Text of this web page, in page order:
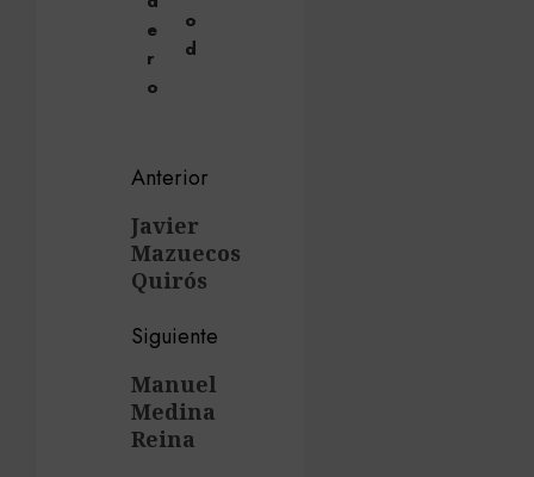
e
r
o
o
d
Navegación
de
entradas
Anterior
Entrada
anterior:
Javier
Mazuecos
Quirós
Siguiente
Siguiente
entrada:
Manuel
Medina
Reina